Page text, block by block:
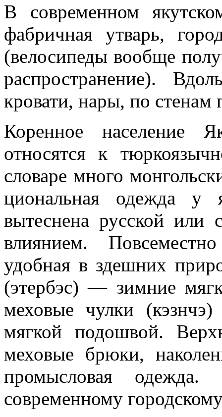
В современном
фабричная утварь,
(велосипеды вооб­ще
распространение).
кровати, нары, по сте­нам
Коренное
относятся к
словаре много
циональная одежда у
вытеснена русской или
влиянием.
удобная в здешних
(этербэс) — зимние
меховые чулки
мягкой по­дошвой.
меховые брюки,
промысловая
современному